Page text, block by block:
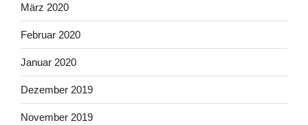
März 2020
Februar 2020
Januar 2020
Dezember 2019
November 2019